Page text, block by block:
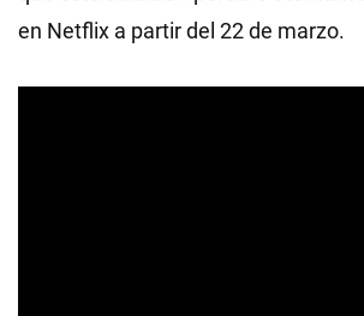
en Netflix a partir del 22 de marzo.